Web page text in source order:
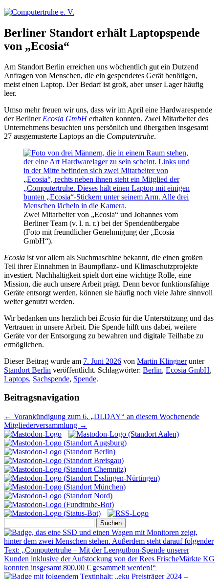
Berliner Standort erhält Laptopspende
von „Ecosia“
Am Standort Berlin erreichen uns wöchentlich gut ein Dutzend
Anfragen von Menschen, die ein gespendetes Gerät benötigen,
meist einen Laptop. Der Bedarf ist groß, aber unser Lager häufig
leer.
Umso mehr freuen wir uns, dass wir im April eine Hardwarespende
der Berliner Ecosia GmbHerhalten konnten. Zwei Mitarbeiter des
Unternehmens besuchten uns persönlich und übergaben insgesamt
27 ausgemusterte Laptops an die Computertruhe.
Zwei Mitarbeiter von „Ecosia“ und Johannes vom
Berliner Team (v. l. n. r.) bei der Spendenübergabe
(Foto mit freundlicher Genehmigung der „Ecosia
GmbH“).
Ecosia ist vor allem als Suchmaschine bekannt, die einen großen
Teil ihrer Einnahmen in Baumpflanz- und Klimaschutzprojekte
investiert. Nachhaltigkeit spielt dort eine wichtige Rolle, eine
Mission, die auch unsere Arbeit prägt. Denn bevor funktionsfähige
Geräte entsorgt werden, können sie häufig noch viele Jahre sinnvoll
weiter genutzt werden.
Wir bedanken uns herzlich bei Ecosia für die Unterstützung und das
Vertrauen in unsere Arbeit. Die Spende hilft uns dabei, weitere
Geräte vor der Entsorgung zu bewahren und digitale Teilhabe zu
ermöglichen.
Dieser Beitrag wurde am 7. Juni 2026 von Martin Klingnerunter
Standort Berlin veröffentlicht. Schlagwörter: Berlin, Ecosia GmbH,
Laptops, Sachspende, Spende.
Beitragsnavigation
← Vorankündigung zum 6. „DI.DAY“ an diesem Wochenende
Mitgliederversammlung →
nach: